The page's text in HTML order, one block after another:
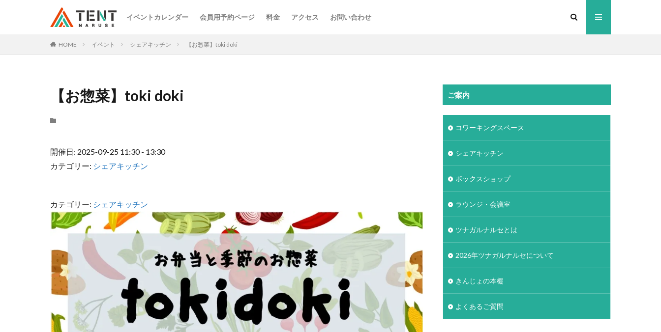
イベントカレンダー 会員用予約ページ 料金 アクセス お問い合わせ
HOME イベント シェアキッチン 【お惣菜】toki doki
【お惣菜】toki doki
開催日: 2025-09-25 11:30 - 13:30
カテゴリー: シェアキッチン
カテゴリー: シェアキッチン
ご案内
コワーキングスペース
シェアキッチン
ボックスショップ
ラウンジ・会議室
ツナガルナルセとは
2026年ツナガルナルセについて
きんじょの本棚
よくあるご質問